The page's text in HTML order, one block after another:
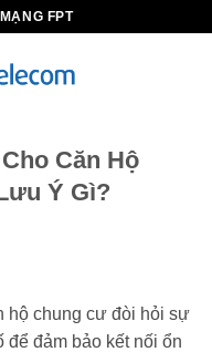
FPT
Căn Hộ
Ý Gì?
hộ chung cư đòi hỏi sự
đảm bảo kết nối ổn